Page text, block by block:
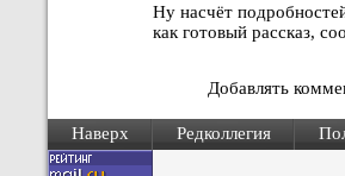
Ну насчёт
как готовый рассказ,
Добавлять
Наверх
Редколлегия